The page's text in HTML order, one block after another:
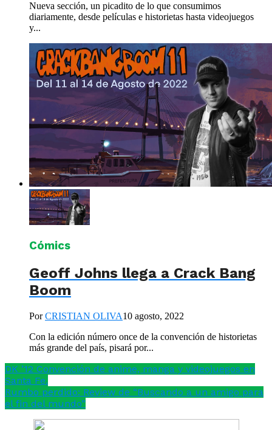
Nueva sección, un picadito de lo que consumimos
diariamente, desde películas e historietas hasta videojuegos
y...
Cómics
Geoff Johns llega a Crack Bang
Boom
PorCRISTIAN OLIVA10 agosto, 2022
Con la edición número once de la convención de historietas
más grande del país, pisará por...
DK ’12 Convención de anime, manga y videojuegos en
Santa Fe.
Rumbo perdido: Review de “Buscando a un amigo para
el fin del mundo”